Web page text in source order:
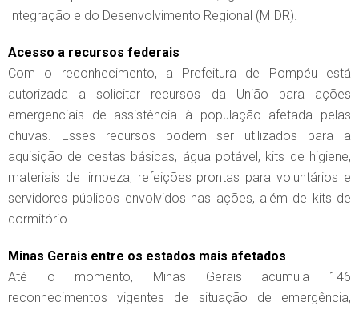
Integração e do Desenvolvimento Regional (MIDR).
Acesso a recursos federais
Com o reconhecimento, a Prefeitura de Pompéu está
autorizada a solicitar recursos da União para ações
emergenciais de assistência à população afetada pelas
chuvas. Esses recursos podem ser utilizados para a
aquisição de cestas básicas, água potável, kits de higiene,
materiais de limpeza, refeições prontas para voluntários e
servidores públicos envolvidos nas ações, além de kits de
dormitório.
Minas Gerais entre os estados mais afetados
Até o momento, Minas Gerais acumula 146
reconhecimentos vigentes de situação de emergência,